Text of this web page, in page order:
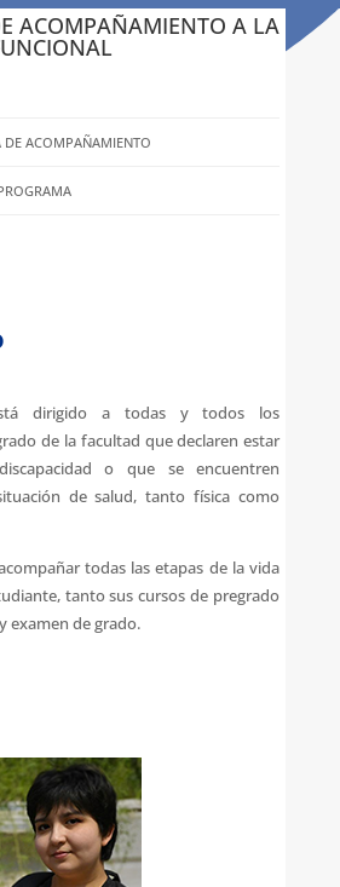
ACOMPAÑAMIENTO A LA
DE ACOMPAÑAMIENTO
dirigido a todas y todos los
de la facultad que declaren estar
o que se encuentren
de salud, tanto física como
todas las etapas de la vida
tanto sus cursos de pregrado
examen de grado.